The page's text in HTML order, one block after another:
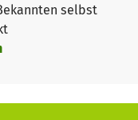
wir 2
selbst